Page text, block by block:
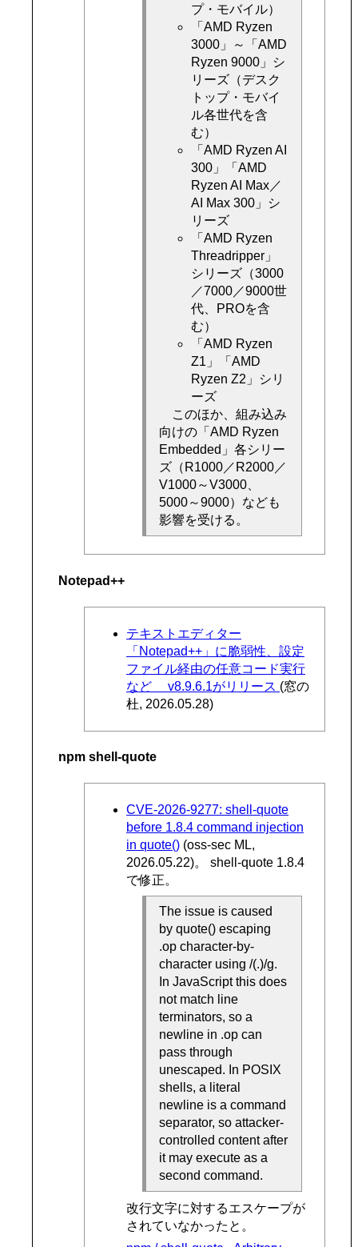
プ・モバイル）
「AMD Ryzen
3000」～「AMD
Ryzen 9000」シ
リーズ（デスク
トップ・モバイ
ル各世代を含
む）
「AMD Ryzen AI
300」「AMD
Ryzen AI Max／
AI Max 300」シ
リーズ
「AMD Ryzen
Threadripper」
シリーズ（3000
／7000／9000世
代、PROを含
む）
「AMD Ryzen
Z1」「AMD
Ryzen Z2」シリ
ーズ
このほか、組み込み
向けの「AMD Ryzen
Embedded」各シリー
ズ（R1000／R2000／
V1000～V3000、
5000～9000）なども
影響を受ける。
Notepad++
テキストエディター
「Notepad++」に脆弱性、設定
ファイル経由の任意コード実行
など v8.9.6.1がリリース (窓の
杜, 2026.05.28)
npm shell-quote
CVE-2026-9277: shell-quote
before 1.8.4 command injection
in quote() (oss-sec ML,
2026.05.22)。 shell-quote 1.8.4
で修正。
The issue is caused
by quote() escaping
.op character-by-
character using /(.)/g.
In JavaScript this does
not match line
terminators, so a
newline in .op can
pass through
unescaped. In POSIX
shells, a literal
newline is a command
separator, so attacker-
controlled content after
it may execute as a
second command.
改行文字に対するエスケープが
されていなかったと。